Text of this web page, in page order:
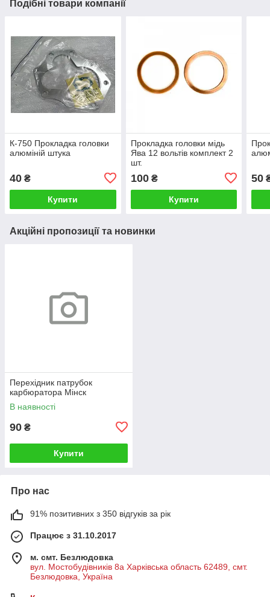
Подібні товари компанії
К-750 Прокладка головки
алюміній штука
40 ₴
Купити
Прокладка головки мідь
Ява 12 вольтів комплект 2
шт.
100₴
Купити
50
Акційні пропозиції та новинки
Перехідник патрубок
карбюратора Мінск
В наявності
90 ₴
Купити
Про нас
91% позитивних з 350 відгуків за рік
Працює з 31.10.2017
м. смт. Безлюдовка
вул. Мостобудівників 8а Харківська область 62489, смт.
Безлюдовка, Україна